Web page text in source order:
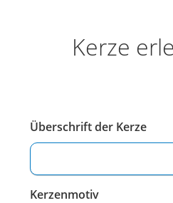
Kerze
Überschrift der Kerze
Kerzenmotiv